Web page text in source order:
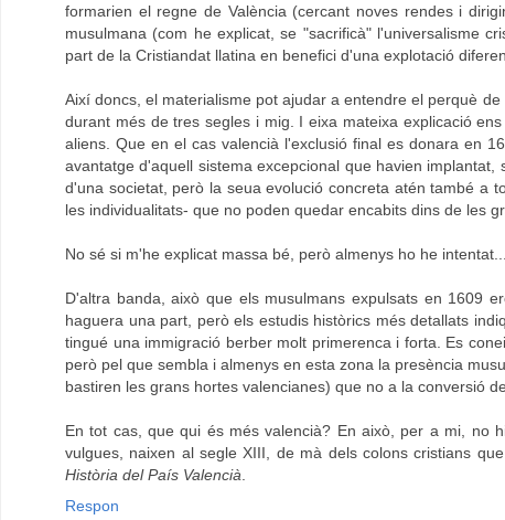
formarien el regne de València (cercant noves rendes i
musulmana (com he explicat, se "sacrificà" l'universalisme
part de la Cristiandat llatina en benefici d'una explotació
Així doncs, el materialisme pot ajudar a entendre el perquè
durant més de tres segles i mig. I eixa mateixa explicació
aliens. Que en el cas valencià l'exclusió final es donara en
avantatge d'aquell sistema excepcional que havien
d'una societat, però la seua evolució concreta atén també a
les individualitats- que no poden quedar encabits dins de les
No sé si m'he explicat massa bé, però almenys ho he intentat...
D'altra banda, això que els musulmans expulsats en 1609
haguera una part, però els estudis històrics més detallats
tingué una immigració berber molt primerenca i forta. Es
però pel que sembla i almenys en esta zona la presència
bastiren les grans hortes valencianes) que no a la conversió
En tot cas, que qui és més valencià? En això, per a mi, no
vulgues, naixen al segle XIII, de mà dels colons cristians
Història del País Valencià
Respon